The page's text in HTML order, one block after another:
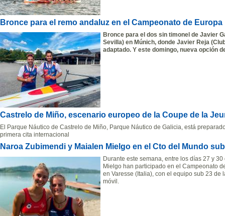
Bronce para el remo andaluz en el Campeonato de Europa
Bronce para el dos sin timonel de Javier
Sevilla) en Múnich, donde Javier Reja
adaptado. Y este domingo, nueva opción
Castrelo de Miño, escenario europeo de la Coupe de la
El Parque Náutico de Castrelo de Miño, Parque Náutico de Galicia, está
primera cita internacional
Naroa Zubimendi y Maialen Mielgo en el Cto del Mundo
Durante este semana, entre los días 27 y
Mielgo han participado en el Campeonato
en Varesse (Italia), con el equipo sub 23
móvil.